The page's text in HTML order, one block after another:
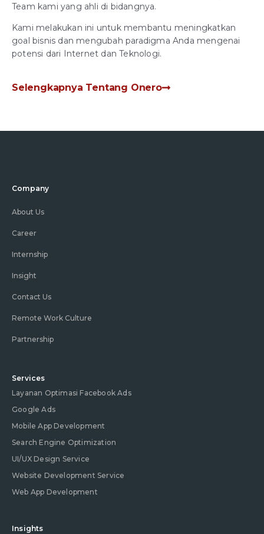
Team kami yang ahli di bidangnya.
Kami melakukan ini untuk membantu meningkatkan
goal bisnis dan mengubah paradigma Anda mengenai
potensi dari Internet dan Teknologi.
Selengkapnya Tentang Onero
Company
About Us
Career
Internship
Insight
Contact Us
Remote Work Culture
Partnership
Services
Layanan Optimasi Facebook Ads
Google Ads
Mobile App Development
Search Engine Optimization
UI/UX Design Service
Website Development Service
Web App Development
Insights